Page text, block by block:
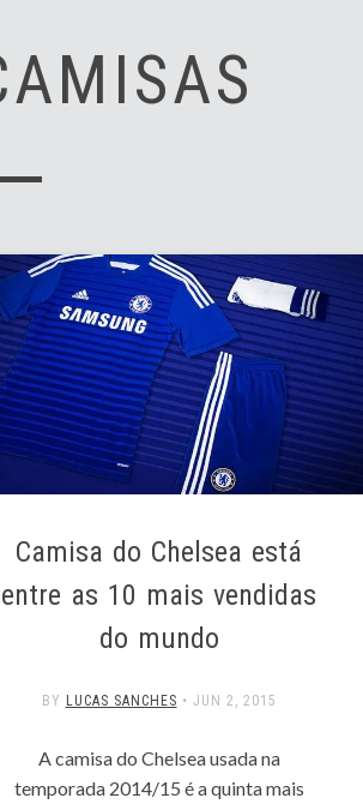
Camisa do Chelsea está
entre as 10 mais vendidas
do mundo
BY LUCAS SANCHES • JUN 2, 2015
A camisa do Chelsea usada na
temporada 2014/15 é a quinta mais